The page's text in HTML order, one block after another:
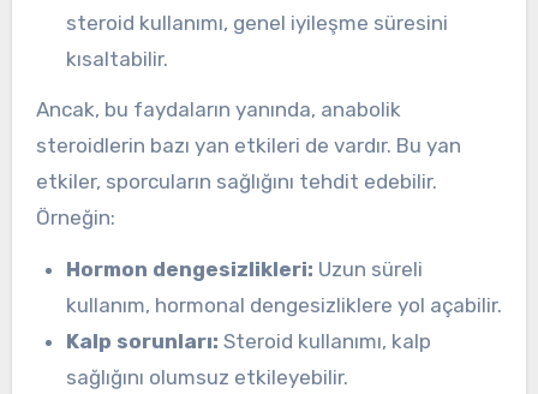
steroid kullanımı, genel iyileşme süresini
kısaltabilir.
Ancak, bu faydaların yanında, anabolik
steroidlerin bazı yan etkileri de vardır. Bu yan
etkiler, sporcuların sağlığını tehdit edebilir.
Örneğin:
Hormon dengesizlikleri: Uzun süreli
kullanım, hormonal dengesizliklere yol açabilir.
Kalp sorunları: Steroid kullanımı, kalp
sağlığını olumsuz etkileyebilir.